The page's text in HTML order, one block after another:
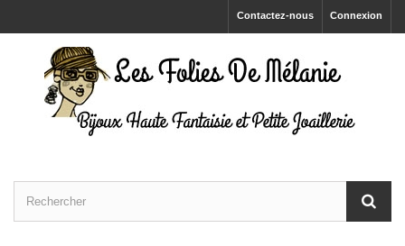
Connexion
Contactez-nous